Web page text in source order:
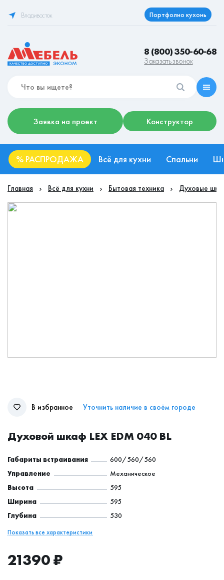
Владивосток Портфолио кухонь
8 (800) 350-60-68
Заказать звонок
Заявка на проект Конструктор
% РАСПРОДАЖА Всё для кухни Спальни
Главная Всё для кухни Бытовая техника Духовые
В избранное Уточнить наличие в своём городе
Духовой шкаф LEX EDM 040 BL
Габариты встраивания
600/560/560
Управление
Механическое
Высота
595
Ширина
595
Глубина
530
Показать все характеристики
21390₽